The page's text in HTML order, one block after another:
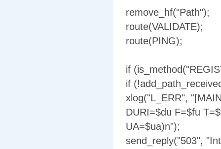
remove_hf("Path");
route(VALIDATE);
route(PING);
if
if
xlog("L_ERR",
DURI=$du F=$fu
UA=$ua)n");
send_reply("503",